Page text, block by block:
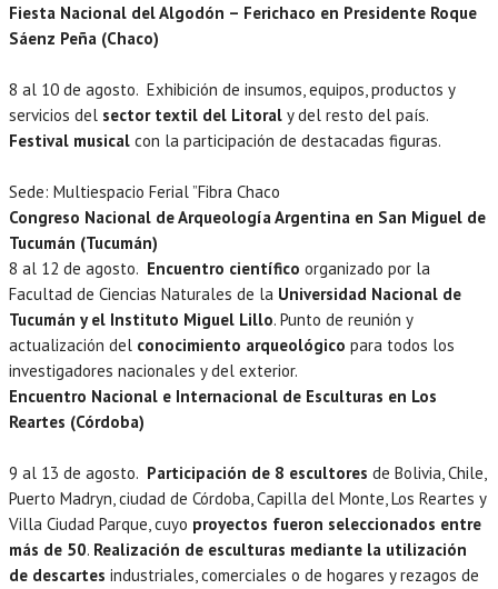
Fiesta Nacional del Algodón – Ferichaco en Presidente Roque
Sáenz Peña (Chaco)
8 al 10 de agosto. Exhibición de insumos, equipos, productos y
servicios del sector textil del Litoral y del resto del país.
Festival musical con la participación de destacadas figuras.
Sede: Multiespacio Ferial ”Fibra Chaco
Congreso Nacional de Arqueología Argentina en San Miguel de
Tucumán (Tucumán)
8 al 12 de agosto. Encuentro científico organizado por la
Facultad de Ciencias Naturales de la Universidad Nacional de
Tucumán y el Instituto Miguel Lillo. Punto de reunión y
actualización del conocimiento arqueológico para todos los
investigadores nacionales y del exterior.
Encuentro Nacional e Internacional de Esculturas en Los
Reartes (Córdoba)
9 al 13 de agosto. Participación de 8 escultores de Bolivia, Chile,
Puerto Madryn, ciudad de Córdoba, Capilla del Monte, Los Reartes y
Villa Ciudad Parque, cuyo proyectos fueron seleccionados entre
más de 50. Realización de esculturas mediante la utilización
de descartes industriales, comerciales o de hogares y rezagos de